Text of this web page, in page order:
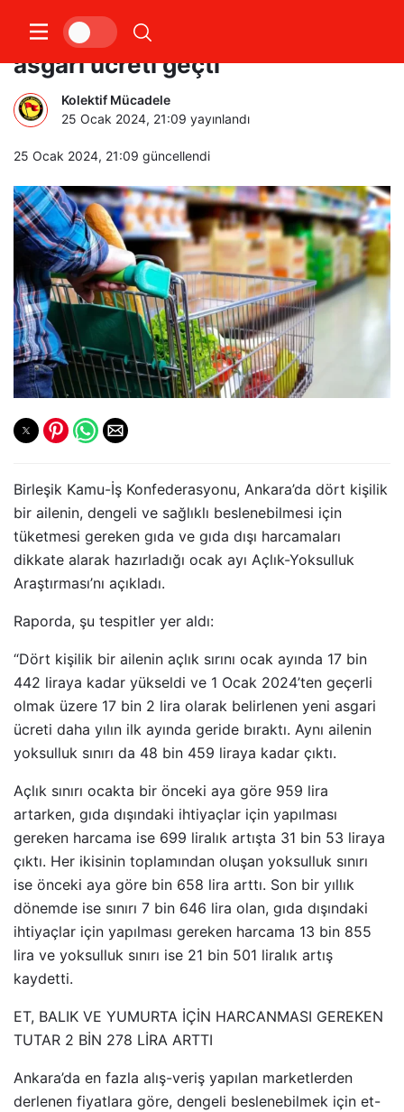
Birleşik Kamu-İş: Açlık sınırı
asgari ücreti geçti
Kolektif Mücadele
25 Ocak 2024, 21:09 yayınlandı
25 Ocak 2024, 21:09 güncellendi
Birleşik Kamu-İş Konfederasyonu, Ankara’da dört kişilik
bir ailenin, dengeli ve sağlıklı beslenebilmesi için
tüketmesi gereken gıda ve gıda dışı harcamaları
dikkate alarak hazırladığı ocak ayı Açlık-Yoksulluk
Araştırması’nı açıkladı.
Raporda, şu tespitler yer aldı:
“Dört kişilik bir ailenin açlık sırını ocak ayında 17 bin
442 liraya kadar yükseldi ve 1 Ocak 2024’ten geçerli
olmak üzere 17 bin 2 lira olarak belirlenen yeni asgari
ücreti daha yılın ilk ayında geride bıraktı. Aynı ailenin
yoksulluk sınırı da 48 bin 459 liraya kadar çıktı.
Açlık sınırı ocakta bir önceki aya göre 959 lira
artarken, gıda dışındaki ihtiyaçlar için yapılması
gereken harcama ise 699 liralık artışta 31 bin 53 liraya
çıktı. Her ikisinin toplamından oluşan yoksulluk sınırı
ise önceki aya göre bin 658 lira arttı. Son bir yıllık
dönemde ise sınırı 7 bin 646 lira olan, gıda dışındaki
ihtiyaçlar için yapılması gereken harcama 13 bin 855
lira ve yoksulluk sınırı ise 21 bin 501 liralık artış
kaydetti.
ET, BALIK VE YUMURTA İÇİN HARCANMASI GEREKEN
TUTAR 2 BİN 278 LİRA ARTTI
Ankara’da en fazla alış-veriş yapılan marketlerden
derlenen fiyatlara göre, dengeli beslenebilmek için et-